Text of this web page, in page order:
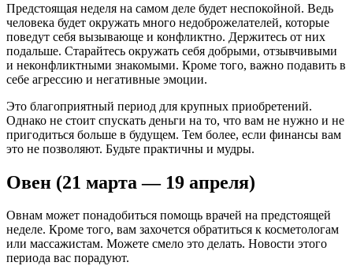
Предстоящая неделя на самом деле будет неспокойной. Ведь
человека будет окружать много недоброжелателей, которые
поведут себя вызывающе и конфликтно. Держитесь от них
подальше. Старайтесь окружать себя добрыми, отзывчивыми
и неконфликтными знакомыми. Кроме того, важно подавить в
себе агрессию и негативные эмоции.
Это благоприятный период для крупных приобретений.
Однако не стоит спускать деньги на то, что вам не нужно и не
пригодиться больше в будущем. Тем более, если финансы вам
это не позволяют. Будьте практичны и мудры.
Овен (21 марта — 19 апреля)
Овнам может понадобиться помощь врачей на предстоящей
неделе. Кроме того, вам захочется обратиться к косметологам
или массажистам. Можете смело это делать. Новости этого
периода вас порадуют.